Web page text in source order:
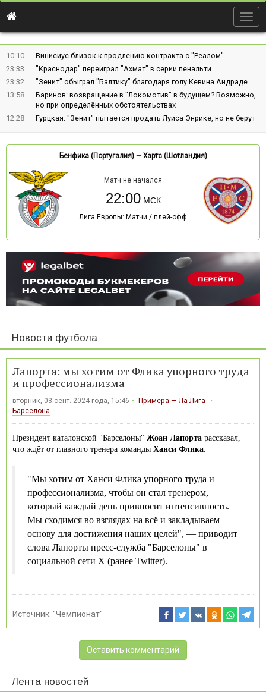
10:10
Винисиус близок к продлению контракта с "Реалом"
23:33
"Краснодар" переиграл "Ахмат" в серии пенальти
23:32
"Зенит" обыграл "Балтику" благодаря голу Кевина Андраде
13:58
Баринов: возвращение в "Локомотив" в будущем? Возможно,
но при определённых обстоятельствах
12:28
Гурцкая: "Зенит" пытается продать Луиса Энрике, но не берут
Бенфика (Португалия)— Хартс (Шотландия)
Матч не начался
22:00
Лига Европы: Матчи / плей-офф
Новости футбола
Лапорта: мы хотим от Флика упорного труда
и профессионализма
вторник, 03 сент. 2024 года, 15:46
Примера — Ла-Лига
Барселона
Президент каталонской "Барселоны" Жоан Лапорта рассказал,
что ждёт от главного тренера команды Ханси Флика
"Мы хотим от Ханси Флика упорного труда и
профессионализма, чтобы он стал тренером,
который каждый день привносит интенсивность.
Мы сходимся во взглядах на всё и закладываем
основу для достижения наших целей", — приводит
слова Лапорты пресс-служба "Барселоны" в
социальной сети X (ранее Twitter).
Источник: "Чемпионат"
Оставить комментарий
Лента новостей